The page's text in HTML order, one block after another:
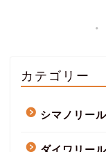
カテゴリー
シマノリー
ダイワリー